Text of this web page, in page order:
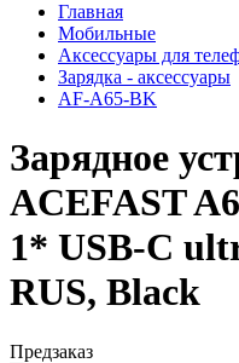
Главная
Мобильные
Аксессуары для
Зарядка - аксессуары
AF-A65-BK
Зарядное
ACEFAST
1* USB-C
RUS, Black
Предзаказ